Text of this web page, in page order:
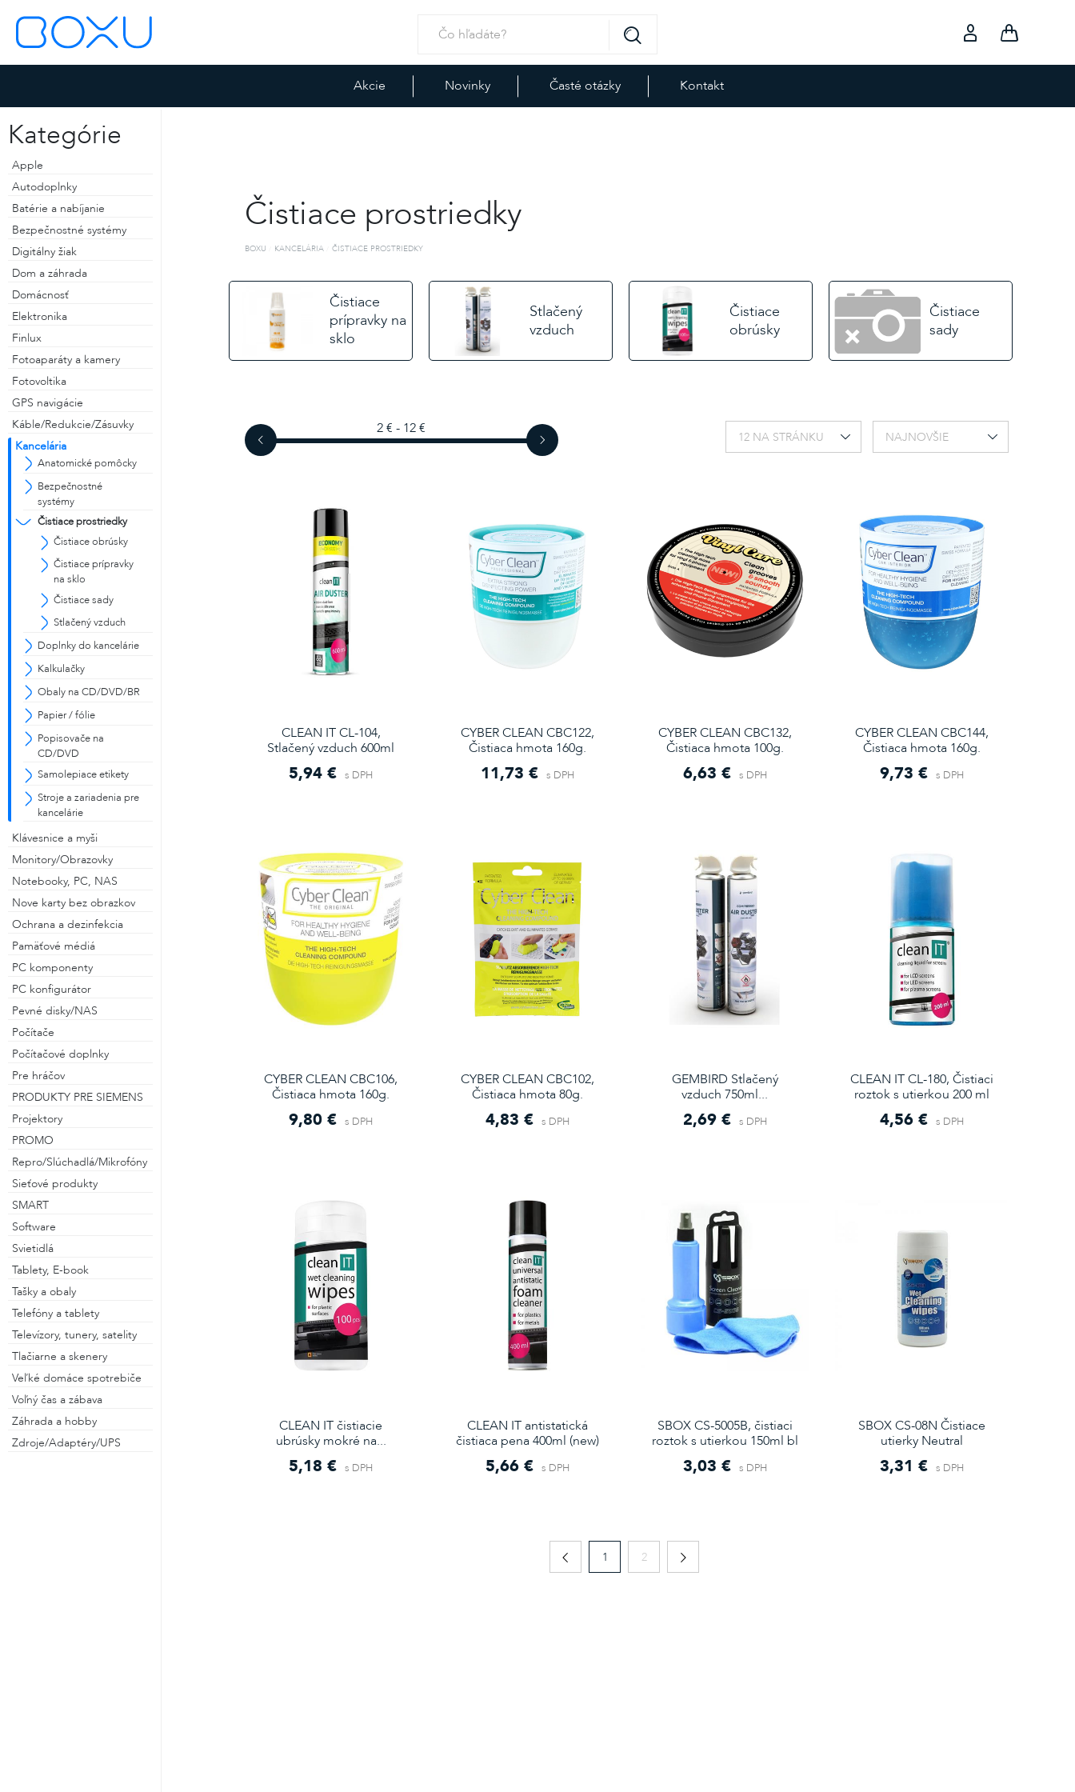
Akcie Novinky Časté otázky Kontakt
Kategórie
Apple
Autodoplnky
Batérie a nabíjanie
Bezpečnostné systémy
Digitálny žiak
Dom a záhrada
Domácnosť
Elektronika
Finlux
Fotoaparáty a kamery
Fotovoltika
GPS navigácie
Káble/Redukcie/Zásuvky
Kancelária
Anatomické pomôcky
Bezpečnostné
systémy
Čistiace prostriedky
Čistiace obrúsky
Čistiace prípravky
na sklo
Čistiace sady
Stlačený vzduch
Doplnky do kancelárie
Kalkulačky
Obaly na CD/DVD/BR
Papier / fólie
Popisovače na
CD/DVD
Samolepiace etikety
Stroje a zariadenia pre
kancelárie
Klávesnice a myši
Monitory/Obrazovky
Notebooky, PC, NAS
Nove karty bez obrazkov
Ochrana a dezinfekcia
Pamäťové médiá
PC komponenty
PC konfigurátor
Pevné disky/NAS
Počítače
Počítačové doplnky
Pre hráčov
PRODUKTY PRE SIEMENS
Projektory
PROMO
Repro/Slúchadlá/Mikrofóny
Sieťové produkty
SMART
Software
Svietidlá
Tablety, E-book
Tašky a obaly
Telefóny a tablety
Televízory, tunery, satelity
Tlačiarne a skenery
Veľké domáce spotrebiče
Voľný čas a zábava
Záhrada a hobby
Zdroje/Adaptéry/UPS
Čistiace prostriedky
BOXU KANCELÁRIA ČISTIACE PROSTRIEDKY
Čistiace
prípravky na
sklo
Stlačený
vzduch
Čistiace
obrúsky
Čistiace
sady
2 € - 12 €
12 NA STRÁNKU NAJNOVŠIE
CLEAN IT CL-104,
Stlačený vzduch 600ml
5,94 € s DPH
CYBER CLEAN CBC122,
Čistiaca hmota 160g.
11,73 € s DPH
CYBER CLEAN CBC132,
Čistiaca hmota 100g.
6,63 € s DPH
CYBER CLEAN CBC144,
Čistiaca hmota 160g.
9,73 € s DPH
CYBER CLEAN CBC106,
Čistiaca hmota 160g.
9,80 € s DPH
CYBER CLEAN CBC102,
Čistiaca hmota 80g.
4,83 € s DPH
GEMBIRD Stlačený
vzduch 750ml...
2,69 € s DPH
CLEAN IT CL-180, Čistiaci
roztok s utierkou 200 ml
4,56 € s DPH
CLEAN IT čistiacie
ubrúsky mokré na...
5,18 € s DPH
CLEAN IT antistatická
čistiaca pena 400ml (new)
5,66 € s DPH
SBOX CS-5005B, čistiaci
roztok s utierkou 150ml bl
3,03 € s DPH
SBOX CS-08N Čistiace
utierky Neutral
3,31 € s DPH
1 2
ZABUDNUTÉ HESLO
Prihlásiť cez Facebook